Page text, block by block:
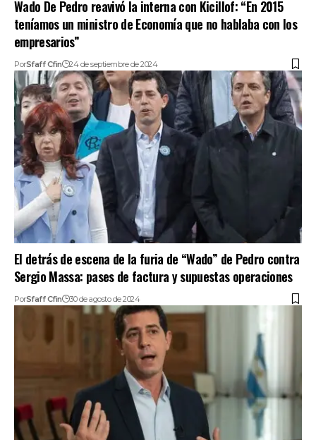
Wado De Pedro reavivó la interna con Kicillof: “En 2015
teníamos un ministro de Economía que no hablaba con los
empresarios”
PorSfaff Cfin 24 de septiembre de 2024
El detrás de escena de la furia de “Wado” de Pedro contra
Sergio Massa: pases de factura y supuestas operaciones
PorSfaff Cfin 30 de agosto de 2024